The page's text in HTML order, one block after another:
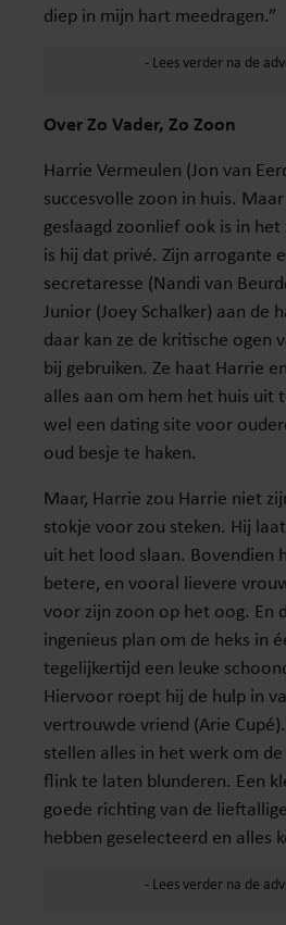
diep in mijn hart meedragen.”
Over Zo Vader, Zo Zoon
Harrie Vermeulen (Jon van
succesvolle zoon in huis.
geslaagd zoonlief ook is in
is hij dat privé. Zijn arrogante
secretaresse (Nandi van
Junior (Joey Schalker) aan de
daar kan ze de kritische ogen
bij gebruiken. Ze haat Harrie
alles aan om hem het huis uit
wel een dating site voor
oud besje te haken.
Maar, Harrie zou Harrie niet
stokje voor zou steken. Hij
uit het lood slaan. Bovendien
betere, en vooral lievere
voor zijn zoon op het oog. En
ingenieus plan om de heks in
tegelijkertijd een leuke
Hiervoor roept hij de hulp in
vertrouwde vriend (Arie
stellen alles in het werk om
flink te laten blunderen. Een
goede richting van de
hebben geselecteerd en alles